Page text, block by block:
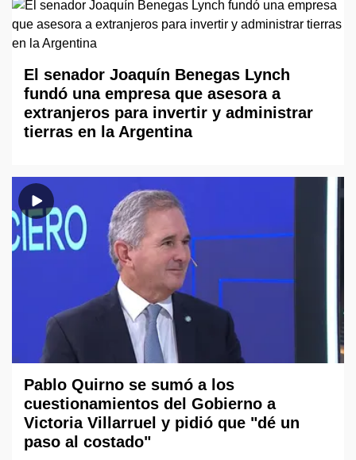
El senador Joaquín Benegas Lynch
fundó una empresa que asesora a
extranjeros para invertir y administrar
tierras en la Argentina
Pablo Quirno se sumó a los
cuestionamientos del Gobierno a
Victoria Villarruel y pidió que "dé un
paso al costado"